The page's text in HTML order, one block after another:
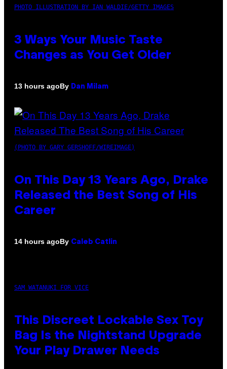
PHOTO ILLUSTRATION BY IAN WALDIE/GETTY IMAGES
3 Ways Your Music Taste
Changes as You Get Older
13 hours agoBy Dan Milam
(PHOTO BY GARY GERSHOFF/WIREIMAGE)
On This Day 13 Years Ago, Drake
Released the Best Song of His
Career
14 hours agoBy Caleb Catlin
SAM WATANUKI FOR VICE
This Discreet Lockable Sex Toy
Bag Is the Nightstand Upgrade
Your Play Drawer Needs